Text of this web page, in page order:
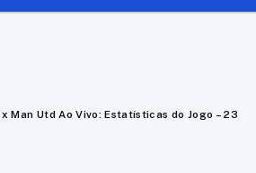
Man Utd Ao Vivo: Estatísticas do Jogo – 23